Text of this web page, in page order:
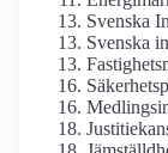
Svenska
Svenska